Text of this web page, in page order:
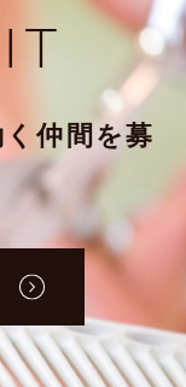
仲間を募